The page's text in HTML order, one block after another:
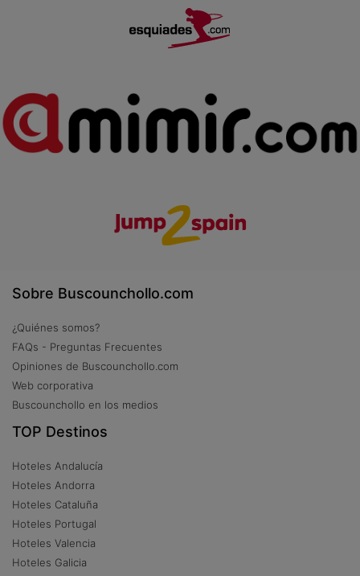
Sobre Buscounchollo.com
¿Quiénes somos?
FAQs - Preguntas Frecuentes
Opiniones de Buscounchollo.com
Web corporativa
Buscounchollo en los medios
TOP Destinos
Hoteles Andalucía
Hoteles Andorra
Hoteles Cataluña
Hoteles Portugal
Hoteles Valencia
Hoteles Galicia